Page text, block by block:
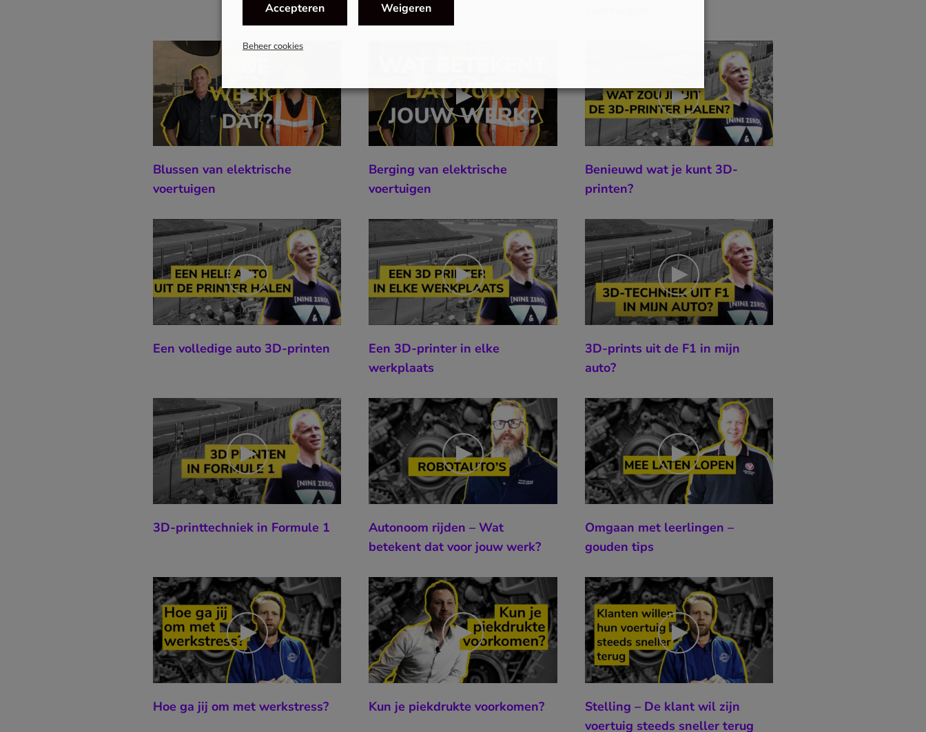
werk?
Blussen van elektrische
voertuigen
Berging van elektrische
voertuigen
Benieuwd wat je kunt 3D-
printen?
Een volledige auto 3D-printen
Een 3D-printer in elke
werkplaats
3D-prints uit de F1 in mijn
auto?
3D-printtechniek in Formule 1
Autonoom rijden – Wat
betekent dat voor jouw werk?
Omgaan met leerlingen –
gouden tips
Hoe ga jij om met werkstress? Kun je piekdrukte voorkomen?
Stelling – De klant wil zijn
voertuig steeds sneller terug
Accepteren Weigeren
Beheer cookies